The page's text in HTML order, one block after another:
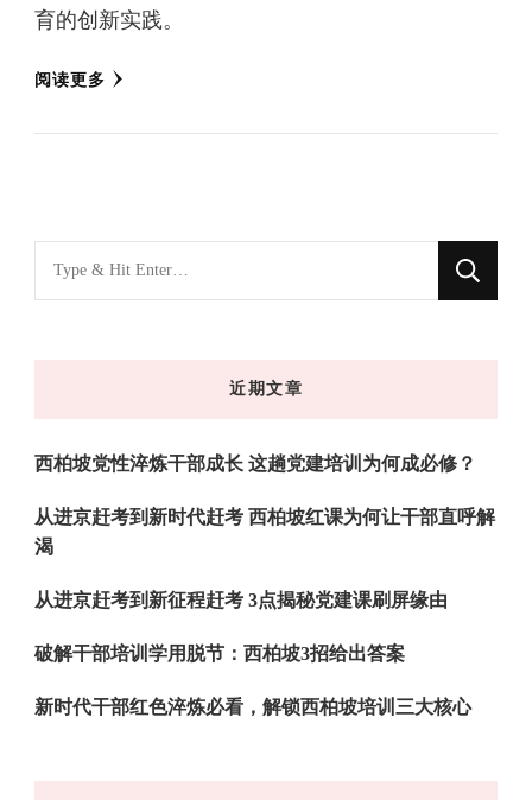
育的创新实践。
阅读更多
什
近期文章
西柏坡党性淬炼干部成长 这趟党建培训为何成必修？
从进京赶考到新时代赶考 西柏坡红课为何让干部直呼解
渴
从进京赶考到新征程赶考 3点揭秘党建课刷屏缘由
破解干部培训学用脱节：西柏坡3招给出答案
新时代干部红色淬炼必看，解锁西柏坡培训三大核心